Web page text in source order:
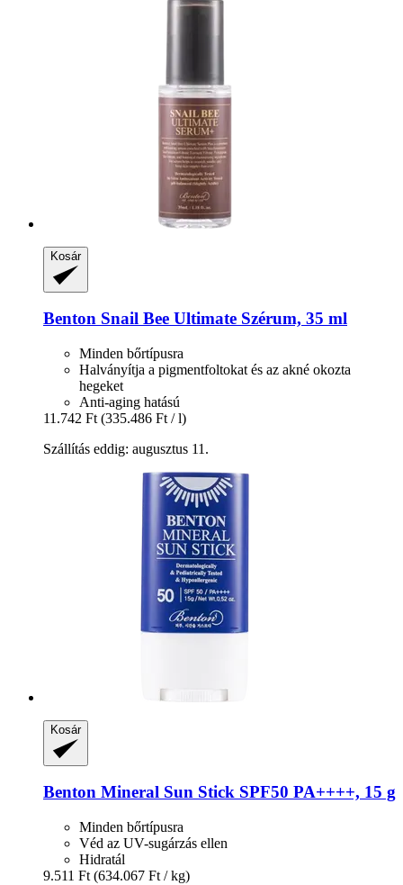
Kosár
Benton Snail Bee Ultimate Szérum, 35 ml
Minden bőrtípusra
Halványítja a pigmentfoltokat és az akné okozta
hegeket
Anti-aging hatású
11.742 Ft (335.486 Ft / l)
Szállítás eddig: augusztus 11.
Kosár
Benton Mineral Sun Stick SPF50 PA++++, 15 g
Minden bőrtípusra
Véd az UV-sugárzás ellen
Hidratál
9.511 Ft (634.067 Ft / kg)